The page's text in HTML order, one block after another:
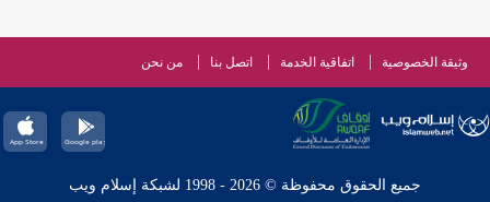
وثيقة الخصوصية اتفاقية الخدمة اتصل بنا من نحن
جميع الحقوق محفوظة © 2026 - 1998 لشبكة إسلام ويب